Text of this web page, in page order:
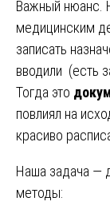
Важный нюанс.
медицинским
записать
вводили (есть
Тогда это
повлиял на
красиво
Наша задача —
методы: